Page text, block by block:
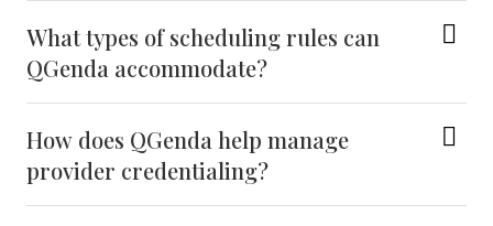
What types of scheduling rules can
QGenda accommodate?
How does QGenda help manage
provider credentialing?